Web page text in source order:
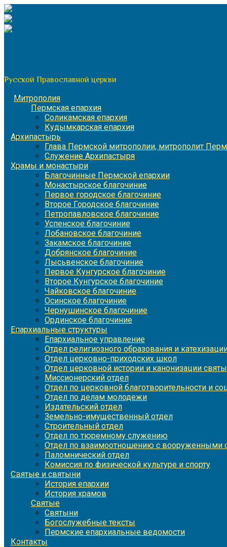
Перейти
к
содержимому
Русской Православной церкви
Митрополия
Пермская епархия
Соликамская епархия
Кудымкарская епархия
Архипастырь
Глава Пермской митрополии, митрополит
Служение Архипастыря
Храмы и монастыри
Благочинные Пермской епархии
Монастырское благочиние
Первое городское благочиние
Второе Городское благочиние
Петропавловское благочиние
Успенское благочиние
Лобановское благочиние
Закамское благочиние
Добрянское благочиние
Лысьвенское благочиние
Первое Кунгурское благочиние
Второе Кунгурское благочиние
Чайковское благочиние
Осинское благочиние
Чернушинское благочиние
Ординское благочиние
Епархиальные структуры
Епархиальное управление
Отдел религиозного образования и
Отдел церковно-приходских школ
Отдел церковной истории и канонизации
Миссионерский отдел
Отдел по церковной благотворительности и
Отдел по делам молодежи
Издательский отдел
Земельно-имущественный отдел
Строительный отдел
Отдел по тюремному служению
Отдел по взаимоотношению с вооруженными
Паломнический отдел
Комиссия по физической культуре и спорту
Святые и святыни
История епархии
История храмов
Святые
Святыни
Богослужебные тексты
Пермские епархиальные ведомости
Контакты